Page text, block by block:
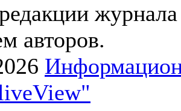
журнала
авторов.